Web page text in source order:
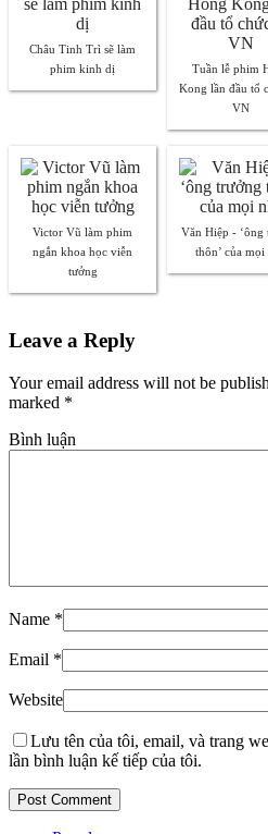
Châu Tinh Trì sẽ làm
phim kinh dị
Tuần lễ phim
Kong lần đầu tổ
VN
Victor Vũ làm phim
ngắn khoa học viễn
tưởng
Văn Hiệp - ‘ông
thôn’ của mọi
Leave a Reply
Your email address will not be
marked *
Bình luận
Name *
Email *
Website
Lưu tên của tôi, email, và trang
lần bình luận kế tiếp của tôi.